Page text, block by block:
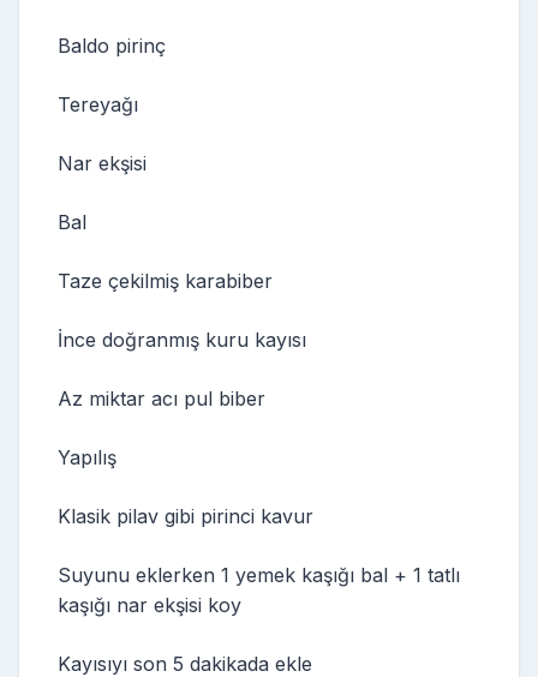
Baldo pirinç
Tereyağı
Nar ekşisi
Bal
Taze çekilmiş karabiber
İnce doğranmış kuru kayısı
Az miktar acı pul biber
Yapılış
Klasik pilav gibi pirinci kavur
Suyunu eklerken 1 yemek kaşığı bal + 1 tatlı
kaşığı nar ekşisi koy
Kayısıyı son 5 dakikada ekle